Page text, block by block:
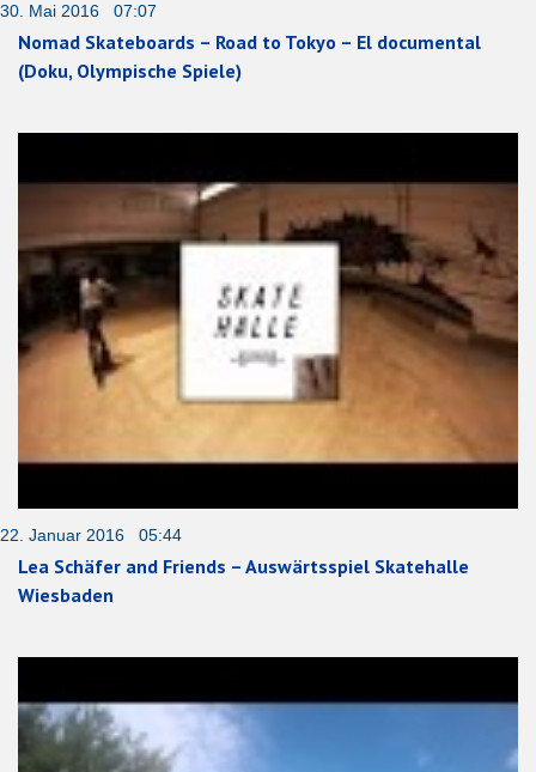
30. Mai 2016 07:07
Nomad Skateboards – Road to Tokyo – El documental
(Doku, Olympische Spiele)
22. Januar 2016 05:44
Lea Schäfer and Friends – Auswärtsspiel Skatehalle
Wiesbaden